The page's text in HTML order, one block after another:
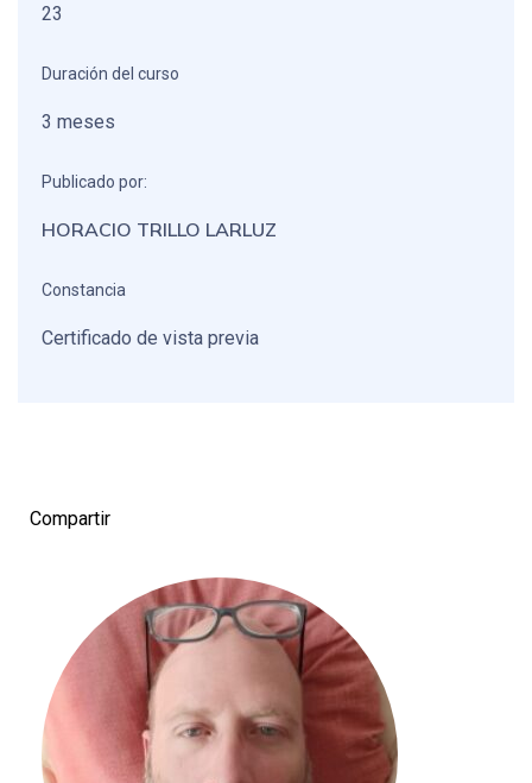
23
Duración del curso
3 meses
Publicado por:
HORACIO TRILLO LARLUZ
Constancia
Certificado de vista previa
Compartir